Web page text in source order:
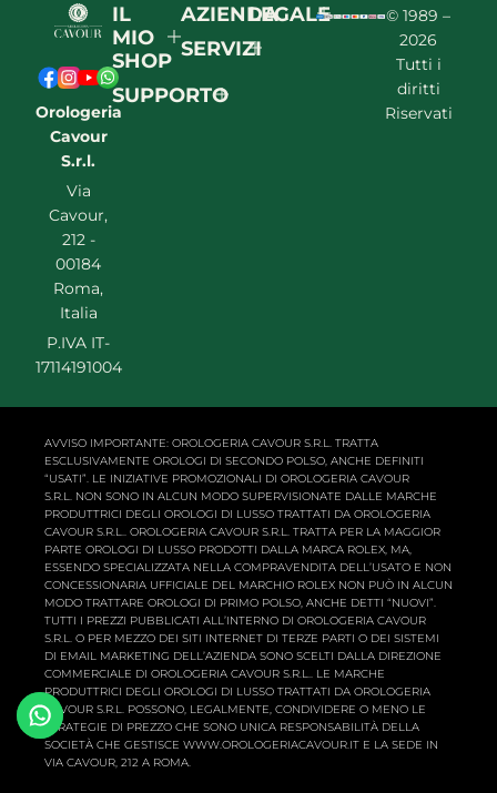
Orologeria
Cavour
S.r.l.
Via
Cavour,
212 -
00184
Roma,
Italia
P.IVA IT-
17114191004
IL
MIO
SHOP
SUPPORTO
AZIENDA
SERVIZI
LEGALE
© 1989 –
2026
Tutti i
diritti
Riservati
AVVISO IMPORTANTE: OROLOGERIA CAVOUR S.R.L. TRATTA
ESCLUSIVAMENTE OROLOGI DI SECONDO POLSO, ANCHE DEFINITI
“USATI”. LE INIZIATIVE PROMOZIONALI DI OROLOGERIA CAVOUR
S.R.L. NON SONO IN ALCUN MODO SUPERVISIONATE DALLE MARCHE
PRODUTTRICI DEGLI OROLOGI DI LUSSO TRATTATI DA OROLOGERIA
CAVOUR S.R.L.. OROLOGERIA CAVOUR S.R.L. TRATTA PER LA MAGGIOR
PARTE OROLOGI DI LUSSO PRODOTTI DALLA MARCA ROLEX, MA,
ESSENDO SPECIALIZZATA NELLA COMPRAVENDITA DELL’USATO E NON
CONCESSIONARIA UFFICIALE DEL MARCHIO ROLEX NON PUÒ IN ALCUN
MODO TRATTARE OROLOGI DI PRIMO POLSO, ANCHE DETTI “NUOVI”.
TUTTI I PREZZI PUBBLICATI ALL’INTERNO DI OROLOGERIA CAVOUR
S.R.L. O PER MEZZO DEI SITI INTERNET DI TERZE PARTI O DEI SISTEMI
DI EMAIL MARKETING DELL’AZIENDA SONO SCELTI DALLA DIREZIONE
COMMERCIALE DI OROLOGERIA CAVOUR S.R.L.. LE MARCHE
PRODUTTRICI DEGLI OROLOGI DI LUSSO TRATTATI DA OROLOGERIA
CAVOUR S.R.L. POSSONO, LEGALMENTE, CONDIVIDERE O MENO LE
STRATEGIE DI PREZZO CHE SONO UNICA RESPONSABILITÀ DELLA
SOCIETÀ CHE GESTISCE WWW.OROLOGERIACAVOUR.IT E LA SEDE IN
VIA CAVOUR, 212 A ROMA.